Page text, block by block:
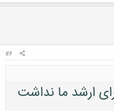
#6
ارشد ما نداشت